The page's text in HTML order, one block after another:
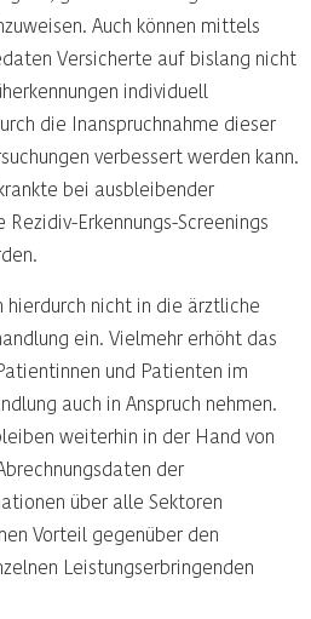
Auch können mittels
Versicherte auf bislang nicht
individuell
die Inanspruchnahme dieser
verbessert werden kann.
bei ausbleibender
Erkennungs-Screenings
hierdurch nicht in die ärztliche
ein. Vielmehr erhöht das
und Patienten im
auch in Anspruch nehmen.
weiterhin in der Hand von
der
über alle Sektoren
Vorteil gegenüber den
Leistungserbringenden